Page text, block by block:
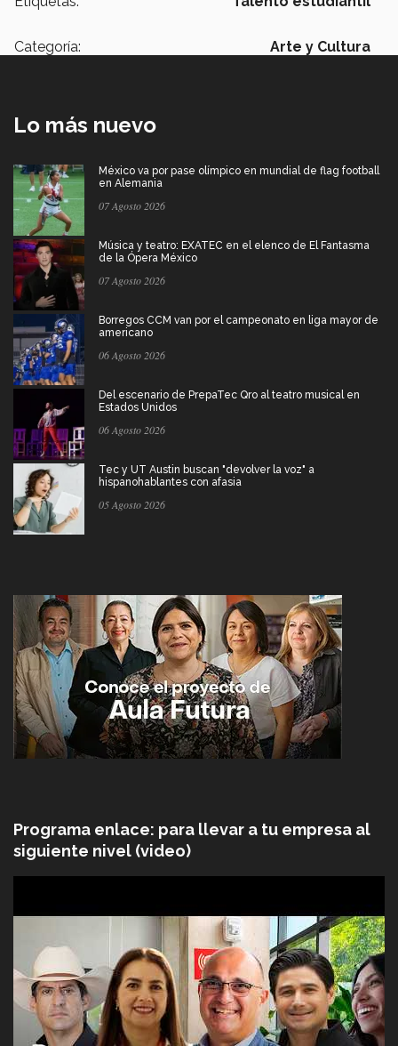
Categoría: Arte y Cultura
Lo más nuevo
México va por pase olímpico en mundial de flag football
en Alemania
07 Agosto 2026
Música y teatro: EXATEC en el elenco de El Fantasma
de la Ópera México
07 Agosto 2026
Borregos CCM van por el campeonato en liga mayor de
americano
06 Agosto 2026
Del escenario de PrepaTec Qro al teatro musical en
Estados Unidos
06 Agosto 2026
Tec y UT Austin buscan "devolver la voz" a
hispanohablantes con afasia
05 Agosto 2026
Programa enlace: para llevar a tu empresa al
siguiente nivel (video)